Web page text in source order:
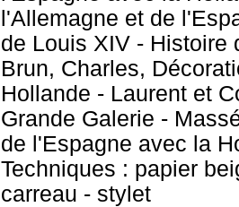
l'Allemagne et de
de Louis XIV - Histoire
Brun, Charles,
Hollande - Laurent et
Grande Galerie -
de l'Espagne avec la
Techniques : papier
carreau - stylet